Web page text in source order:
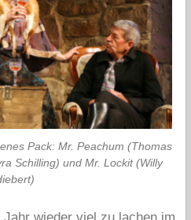
Pack: Mr. Peachum (Thomas
Schilling) und Mr. Lockit (Willy